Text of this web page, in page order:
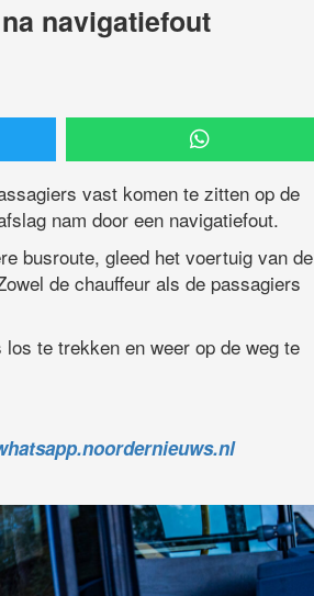
navigatiefout
vast komen te zitten op de
nam door een navigatiefout.
busroute, gleed het voertuig van de
de chauffeur als de passagiers
te trekken en weer op de weg te